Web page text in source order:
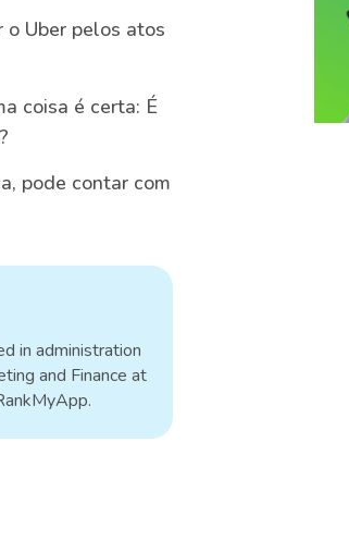
o Uber pelos atos
coisa é certa: É
pode contar com
in administration
and Finance at